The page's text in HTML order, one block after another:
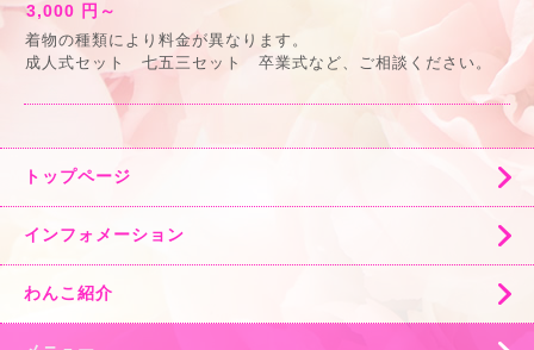
3,000 円～
着物の種類により料金が異なります。
成人式セット 七五三セット 卒業式など、ご相談ください。
トップページ
インフォメーション
わんこ紹介